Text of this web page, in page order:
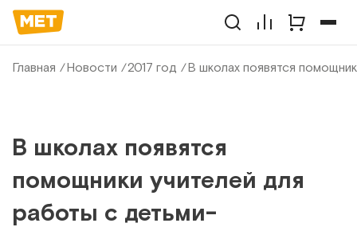
Главная Новости 2017 год В школах появятся
В школах появятся
помощники учителей для
работы с детьми-